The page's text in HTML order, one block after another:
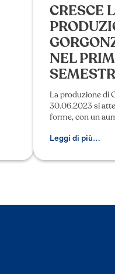
CRESCE
NEL
La produzione di
30.06.2023 si
forme, con un
precedente e di
Leggi di più…